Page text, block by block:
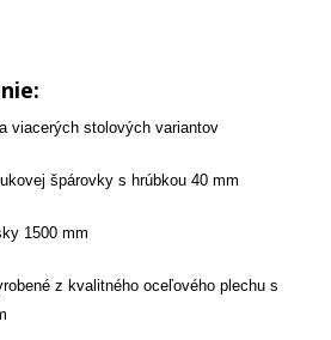
viacerých stolových variantov
špárovky s hrúbkou 40 mm
1500 mm
z kvalitného oceľového plechu s